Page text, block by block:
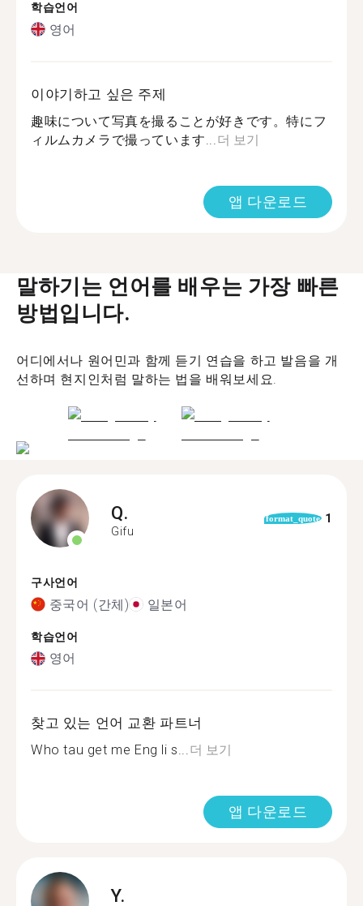
학습언어
영어
이야기하고 싶은 주제
趣味について写真を撮ることが好きです。特にフ
ィルムカメラで撮っています... 더 보기
앱 다운로드
말하기는 언어를 배우는 가장 빠른
방법입니다.
어디에서나 원어민과 함께 듣기 연습을 하고 발음을 개
선하며 현지인처럼 말하는 법을 배워보세요.
Q.
Gifu
format_quote 1
구사언어
중국어 (간체) 일본어
학습언어
영어
찾고 있는 언어 교환 파트너
Who tau get me Eng li s...더 보기
앱 다운로드
Y.